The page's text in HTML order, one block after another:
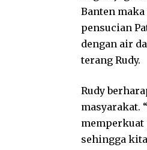
Banten
pensucian
dengan air
terang Rudy.
Rudy
masyarakat.
memperkuat
sehingga